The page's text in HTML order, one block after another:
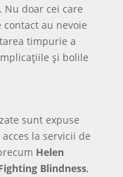
doar cei care
au nevoie
timpurie a
și bolile
sunt expuse
la servicii de
Helen
Blindness,